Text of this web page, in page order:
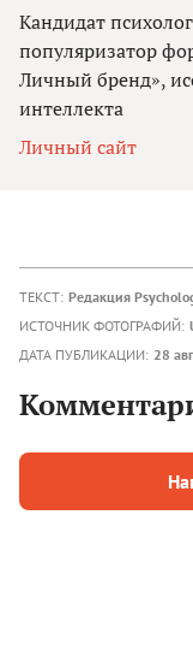
Кандидат
популяризатор
Личный бренд»,
интеллекта
Личный сайт
ТЕКСТ: Редакция
ИСТОЧНИК ФОТОГРАФИЙ:
ДАТА ПУБЛИКАЦИИ: 28